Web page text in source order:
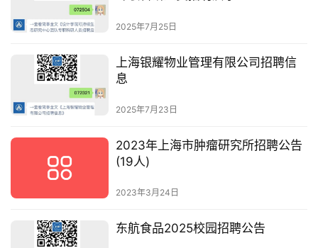
2025年7月25日
上海银耀物业管理有限公司招聘信
息
2025年7月23日
2023年上海市肿瘤研究所招聘公告
(19人)
2023年3月24日
东航食品2025校园招聘公告